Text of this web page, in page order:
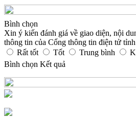
Bình chọn
Xin ý kiến đánh giá về giao diện, nội
thông tin của Cổng thông tin điện tử tỉnh
Rất tốt
Tốt Trung bình
Bình chọn Kết quả